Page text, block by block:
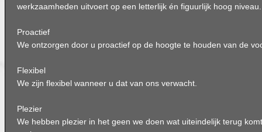
werkzaamheden uitvoert op een letterlijk én figuurlijk hoog niveau.
Proactief
We ontzorgen door u proactief op de hoogte te houden van de
Flexibel
We zijn flexibel wanneer u dat van ons verwacht.
Plezier
We hebben plezier in het geen we doen wat uiteindelijk terug